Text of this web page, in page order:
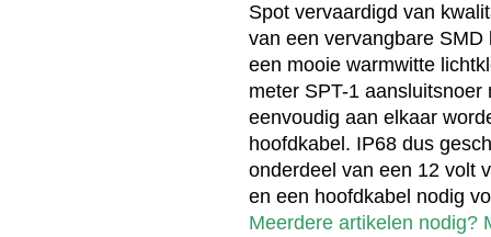
Spot vervaardigd van
van een vervangbare
een mooie warmwitte
meter SPT-1
eenvoudig aan elkaar
hoofdkabel. IP68 dus
onderdeel van een 12 volt
en een hoofdkabel nodig
Meerdere artikelen nodig?